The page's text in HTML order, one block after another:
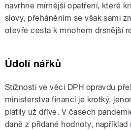
navrhne mírnější opatření, které
slovy, přeháněním se však sami
otevře cesta k mnohem drsnější
Údolí nářků
Stížnosti ve věci DPH opravdu
ministerstva financí je krotký,
platily už dříve. V časech
daně z přidané hodnoty,